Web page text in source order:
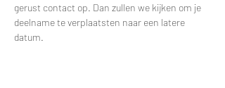
gerust contact op. Dan zullen we kijken om je
deelname te verplaatsten naar een latere
datum.